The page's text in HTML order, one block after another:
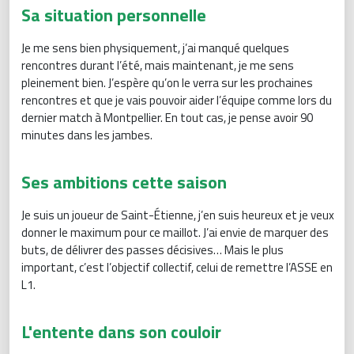
Sa situation personnelle
Je me sens bien physiquement, j’ai manqué quelques
rencontres durant l’été, mais maintenant, je me sens
pleinement bien. J’espère qu’on le verra sur les prochaines
rencontres et que je vais pouvoir aider l’équipe comme lors du
dernier match à Montpellier. En tout cas, je pense avoir 90
minutes dans les jambes.
Ses ambitions cette saison
Je suis un joueur de Saint-Étienne, j’en suis heureux et je veux
donner le maximum pour ce maillot. J’ai envie de marquer des
buts, de délivrer des passes décisives… Mais le plus
important, c’est l’objectif collectif, celui de remettre l’ASSE en
L1.
L'entente dans son couloir